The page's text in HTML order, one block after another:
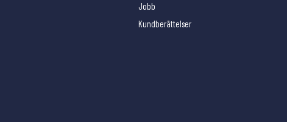
Jobb
Kundberättelser